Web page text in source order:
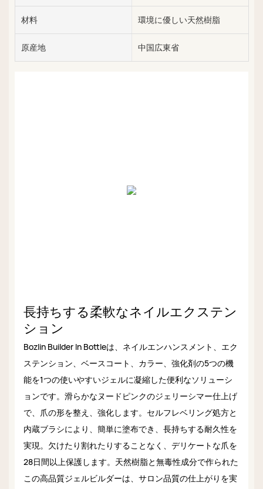
材料 環境に優しい天然樹脂
原産地 中国広東省
長持ちする柔軟なネイルエクステン
ション
Bozlin Builder In Bottleは、ネイルエンハンスメント、エク
ステンション、ベースコート、カラー、強化剤の5つの機
能を1つの使いやすいジェルに凝縮した便利なソリューシ
ョンです。滑らかなヌードピンクのジェリーシマー仕上げ
で、爪の形を整え、強化します。セルフレベリング処方と
内蔵ブラシにより、簡単に塗布でき、長持ちする耐久性を
実現。欠けたり割れたりすることなく、デリケートな爪を
28日間以上保護します。天然樹脂と無毒性成分で作られた
この高品質ジェルビルダーは、サロン品質の仕上がりを実